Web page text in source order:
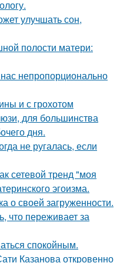
улучшать сон,
полости матери:
непропорционально
и с грохотом
для большинства
дня.
не ругалась, если
сетевой тренд "моя
эгоизма.
о своей загруженности.
что переживает за
спокойным.
Казанова откровенно